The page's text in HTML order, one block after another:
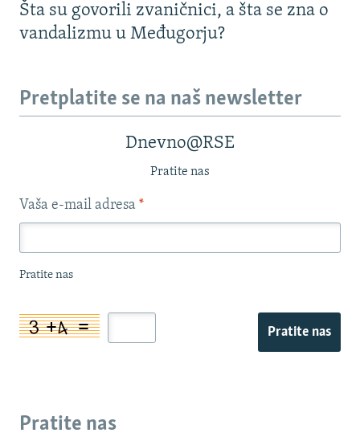
Šta su govorili zvaničnici, a šta se zna o
vandalizmu u Međugorju?
Pretplatite se na naš newsletter
Dnevno@RSE
Pratite nas
Vaša e-mail adresa *
Pratite nas
Pratite nas
Pratite nas